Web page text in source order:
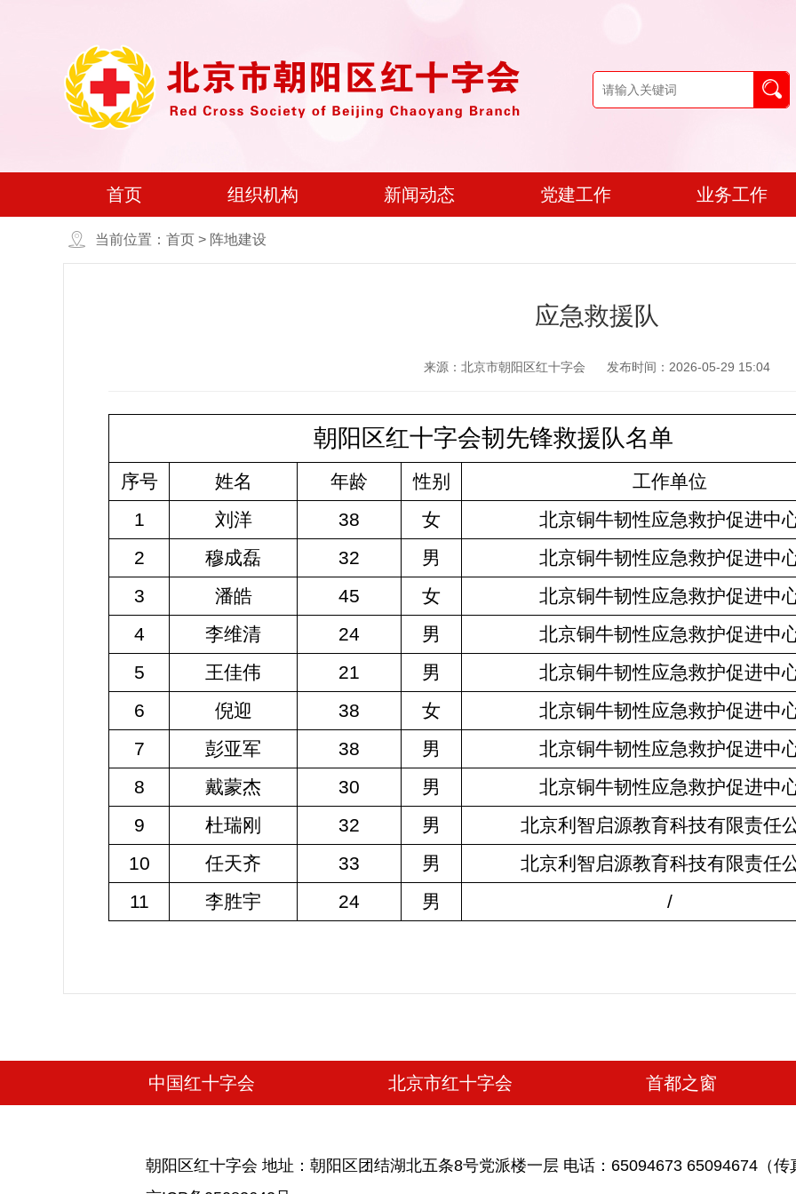
首页 组织机构 新闻动态 党建工作 业务工作
当前位置：首页 > 阵地建设
应急救援队
来源：北京市朝阳区红十字会 发布时间：2026-05-29 15:04
朝阳区红十字会韧先锋救援队名单
序号 姓名 年龄 性别
工作单位
1
刘洋 38 女
北京铜牛韧性应急救护促进中
2
穆成磊 32 男
北京铜牛韧性应急救护促进中
3
潘皓 45 女
北京铜牛韧性应急救护促进中
4
李维清 24 男
北京铜牛韧性应急救护促进中
5
王佳伟 21 男
北京铜牛韧性应急救护促进中
6
倪迎 38 女
北京铜牛韧性应急救护促进中
7
彭亚军 38 男
北京铜牛韧性应急救护促进中
8
戴蒙杰 30 男
北京铜牛韧性应急救护促进中
9
杜瑞刚 32 男
北京利智启源教育科技有限责任
10
任天齐 33 男
北京利智启源教育科技有限责任
11
李胜宇 24 男 /
中国红十字会 北京市红十字会 首都之窗
朝阳区红十字会 地址：朝阳区团结湖北五条8号党派楼一层 电话：65094673 65094674（传